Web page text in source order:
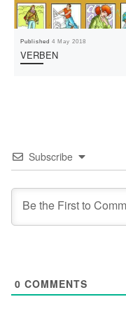
Published4 May 2018
VERBEN
Subscribe
0 COMMENTS